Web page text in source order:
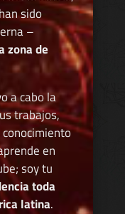
sido
–
zona de
a cabo la
trabajos,
conocimiento
en
soy tu
toda
latina.